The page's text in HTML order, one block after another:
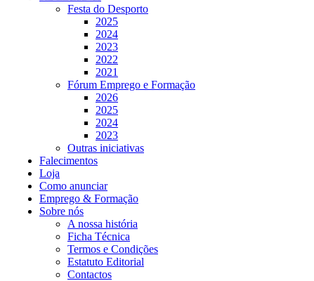
Festa do Desporto
2025
2024
2023
2022
2021
Fórum Emprego e Formação
2026
2025
2024
2023
Outras iniciativas
Falecimentos
Loja
Como anunciar
Emprego & Formação
Sobre nós
A nossa história
Ficha Técnica
Termos e Condições
Estatuto Editorial
Contactos